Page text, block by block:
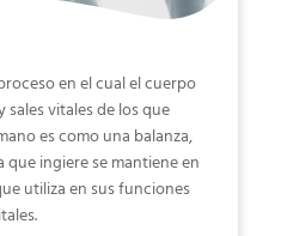
en el cual el cuerpo
sales vitales de los que
es como una balanza,
ingiere se mantiene en
utiliza en sus funciones